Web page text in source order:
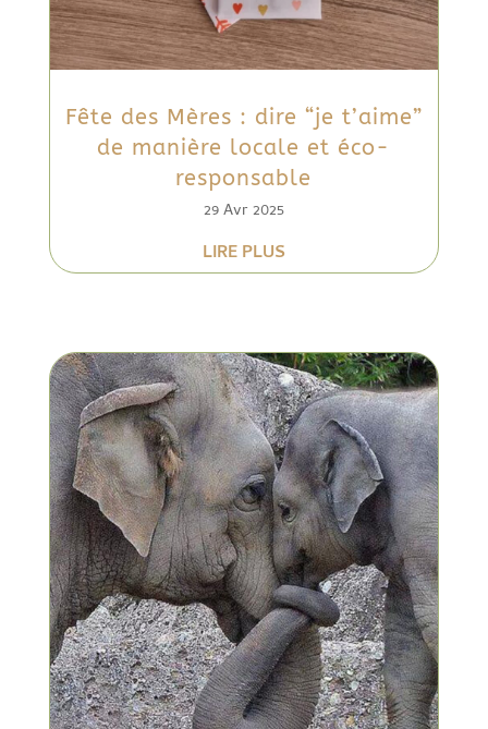
Fête des Mères : dire “je t’aime”
de manière locale et éco-
responsable
29 Avr 2025
LIRE PLUS